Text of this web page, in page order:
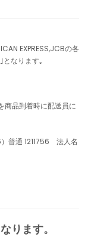
EXPRESS,JCBの各
なります｡
商品到着時に配送員に
普通 1211756 法人名
ります。